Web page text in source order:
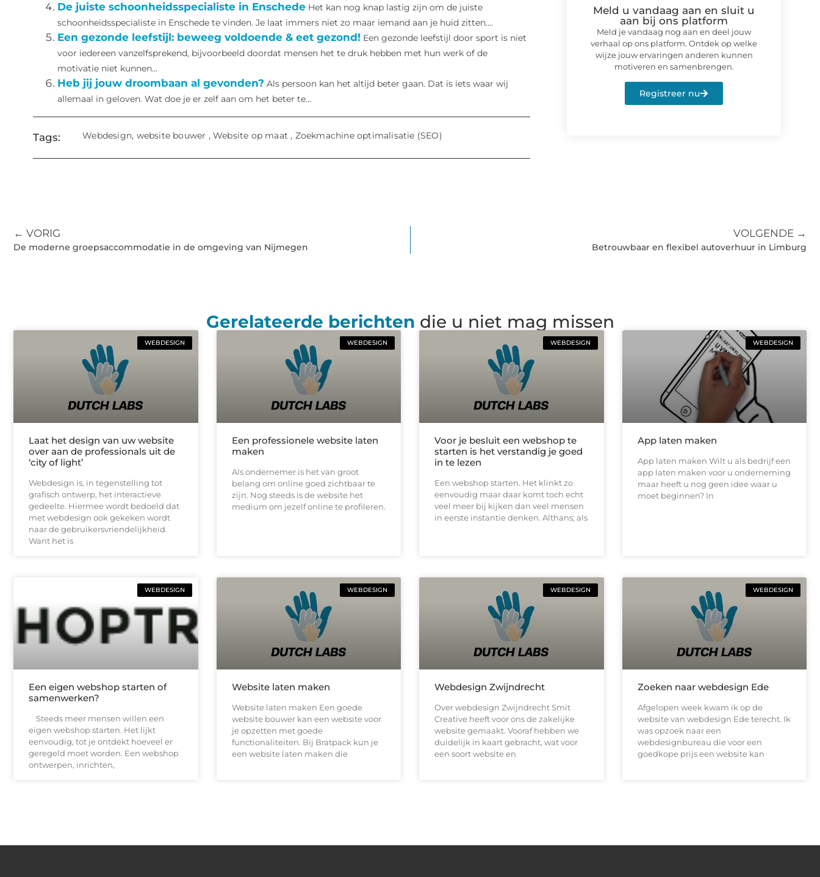
De juiste schoonheidsspecialiste in Enschede Het kan nog knap lastig zijn om de juiste
schoonheidsspecialiste in Enschede te vinden. Je laat immers niet zo maar iemand aan je huid zitten....
Een gezonde leefstijl: beweeg voldoende & eet gezond! Een gezonde leefstijl door sport is niet
voor iedereen vanzelfsprekend, bijvoorbeeld doordat mensen het te druk hebben met hun werk of de
motivatie niet kunnen...
Heb jij jouw droombaan al gevonden? Als persoon kan het altijd beter gaan. Dat is iets waar wij
allemaal in geloven. Wat doe je er zelf aan om het beter te...
Tags: Webdesign, website bouwer , Website op maat , Zoekmachine optimalisatie (SEO)
Meld u vandaag aan en sluit u
aan bij ons platform
Meld je vandaag nog aan en deel jouw
verhaal op ons platform. Ontdek op welke
wijze jouw ervaringen anderen kunnen
motiveren en samenbrengen.
Registreer nu
← VORIG
De moderne groepsaccommodatie in de omgeving van Nijmegen
VOLGENDE →
Betrouwbaar en flexibel autoverhuur in Limburg
Gerelateerde berichten die u niet mag missen
WEBDESIGN
Laat het design van uw website
over aan de professionals uit de
‘city of light’
Webdesign is, in tegenstelling tot
grafisch ontwerp, het interactieve
gedeelte. Hiermee wordt bedoeld dat
met webdesign ook gekeken wordt
naar de gebruikersvriendelijkheid.
Want het is
WEBDESIGN
Een professionele website laten
maken
Als ondernemer is het van groot
belang om online goed zichtbaar te
zijn. Nog steeds is de website het
medium om jezelf online te profileren.
WEBDESIGN
Voor je besluit een webshop te
starten is het verstandig je goed
in te lezen
Een webshop starten. Het klinkt zo
eenvoudig maar daar komt toch echt
veel meer bij kijken dan veel mensen
in eerste instantie denken. Althans; als
WEBDESIGN
App laten maken
App laten maken Wilt u als bedrijf een
app laten maken voor u onderneming
maar heeft u nog geen idee waar u
moet beginnen? In
WEBDESIGN
Een eigen webshop starten of
samenwerken?
Steeds meer mensen willen een
eigen webshop starten. Het lijkt
eenvoudig, tot je ontdekt hoeveel er
geregeld moet worden. Een webshop
ontwerpen, inrichten,
WEBDESIGN
Website laten maken
Website laten maken Een goede
website bouwer kan een website voor
je opzetten met goede
functionaliteiten. Bij Bratpack kun je
een website laten maken die
WEBDESIGN
Webdesign Zwijndrecht
Over webdesign Zwijndrecht Smit
Creative heeft voor ons de zakelijke
website gemaakt. Vooraf hebben we
duidelijk in kaart gebracht, wat voor
een soort website en
WEBDESIGN
Zoeken naar webdesign Ede
Afgelopen week kwam ik op de
website van webdesign Ede terecht. Ik
was opzoek naar een
webdesignbureau die voor een
goedkope prijs een website kan